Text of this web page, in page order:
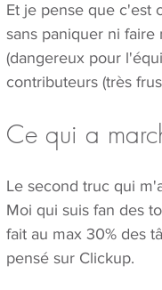
Et je pense que c'est
sans paniquer ni
(dangereux pour
contributeurs (très
Ce qui a
Le second truc qui
Moi qui suis fan des
fait au max 30% des
pensé sur Clickup.